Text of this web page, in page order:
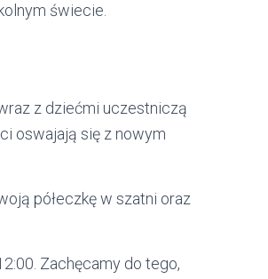
świecie.
z dziećmi uczestniczą
oswajają się z nowym
półeczkę w szatni oraz
Zachęcamy do tego,